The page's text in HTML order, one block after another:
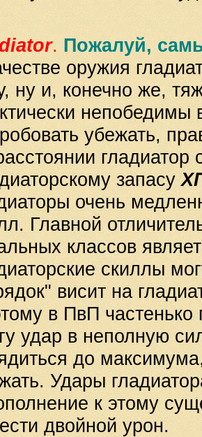
. Пожалуй,
оружия
ну и, конечно же,
убежать,
запасу
очень
Главной
классов
скиллы
висит на
в ПвП частенько
удар в неполную
до
Удары
к этому
двойной урон.